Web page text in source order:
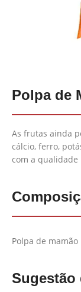
Polpa de
As frutas ainda
cálcio, ferro,
com a qualidade
Polpa de mamão
Sugestão